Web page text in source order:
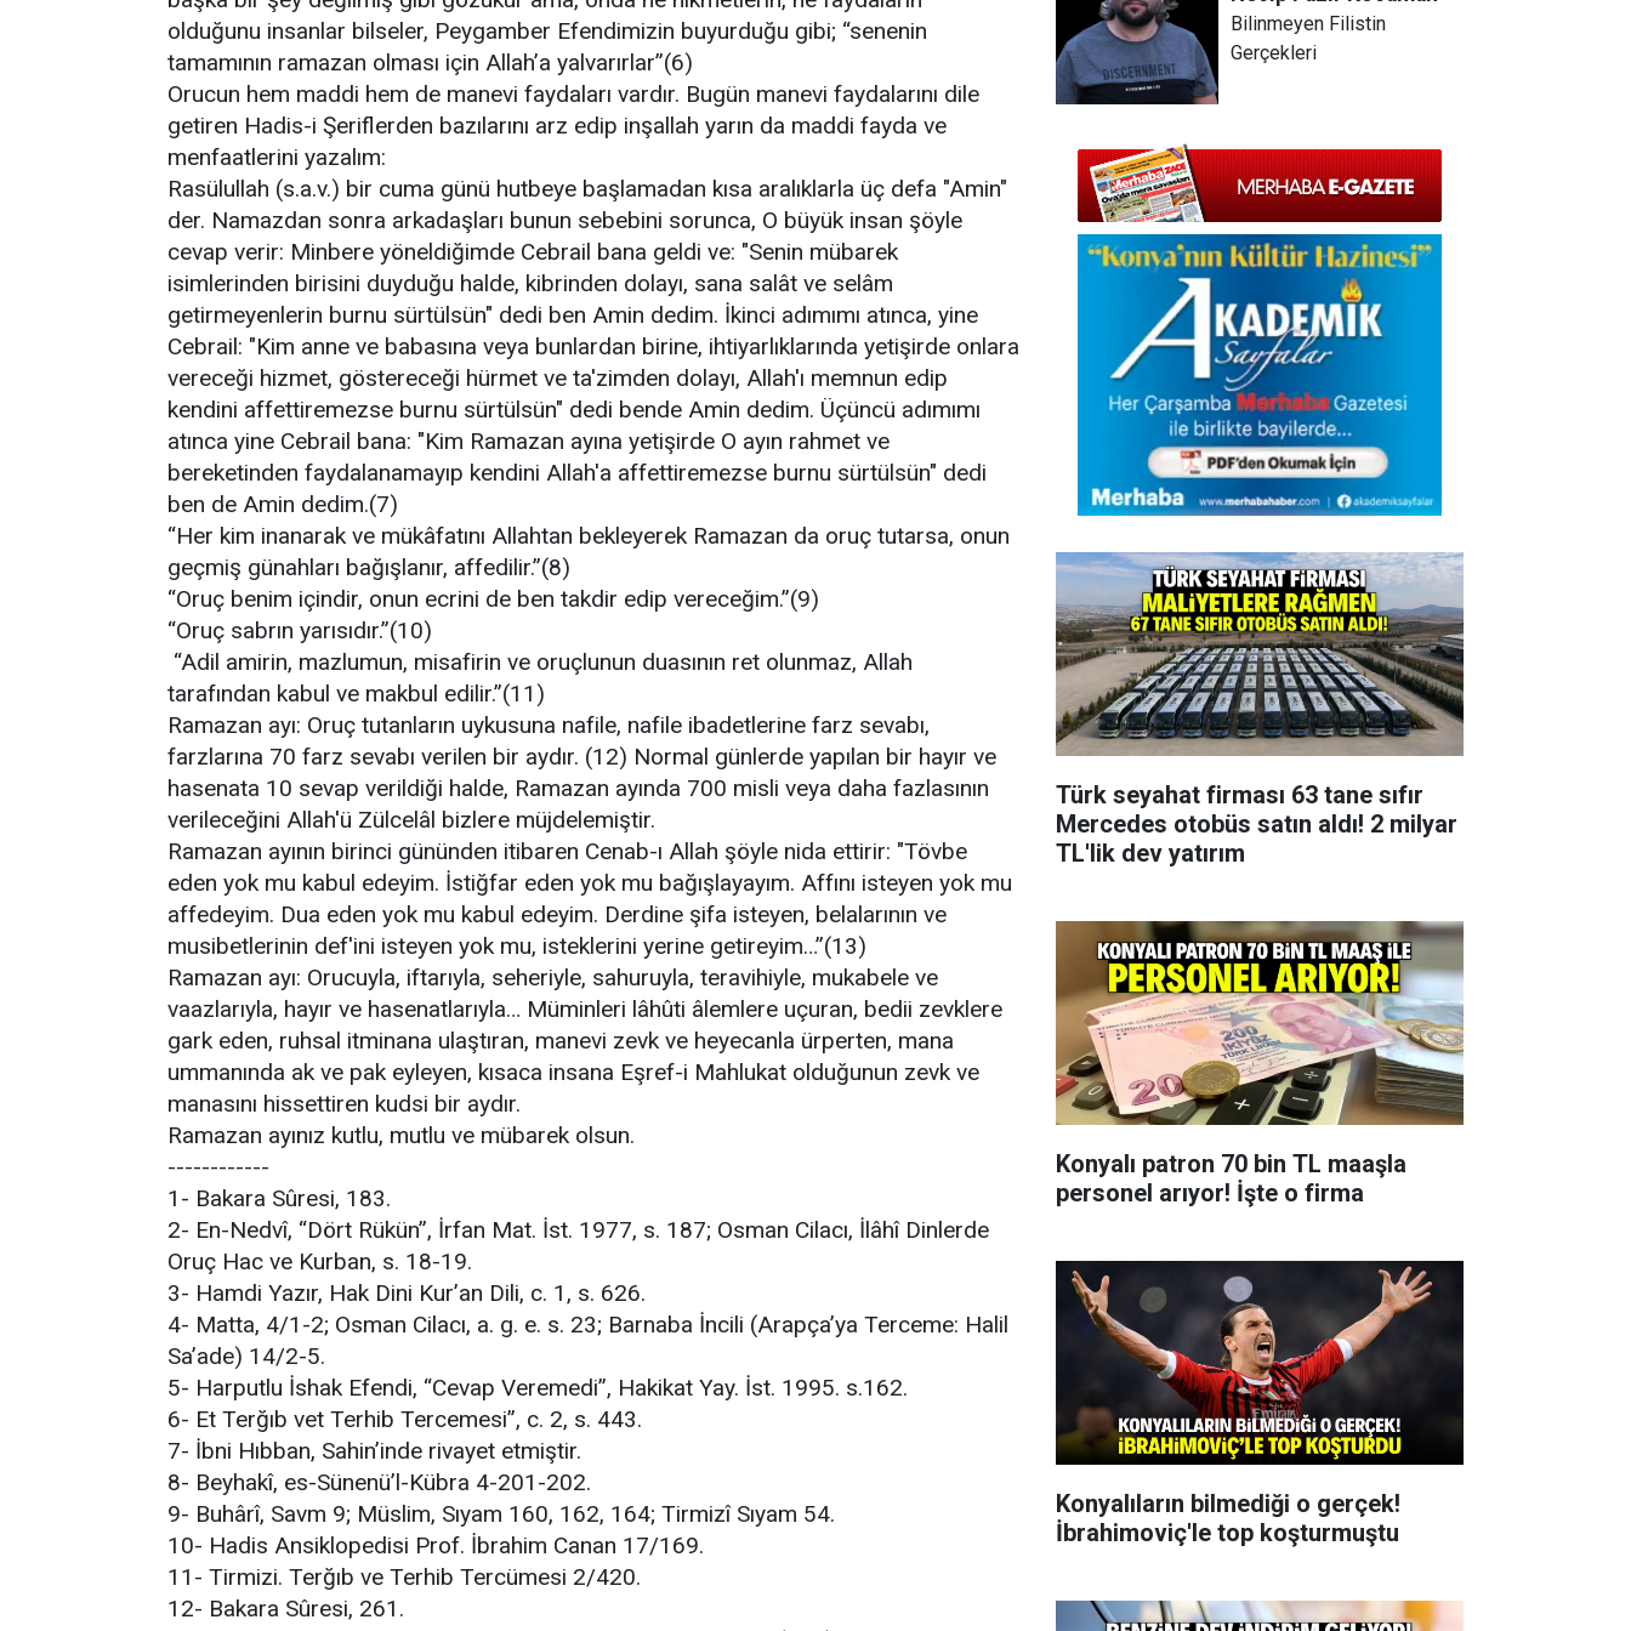
olduğunu insanlar bilseler, Peygamber Efendimizin buyurduğu gibi; “senenin
tamamının ramazan olması için Allah’a yalvarırlar”(6)
Orucun hem maddi hem de manevi faydaları vardır. Bugün manevi faydalarını dile
getiren Hadis-i Şeriflerden bazılarını arz edip inşallah yarın da maddi fayda ve
menfaatlerini yazalım:
Rasülullah (s.a.v.) bir cuma günü hutbeye başlamadan kısa aralıklarla üç defa "Amin"
der. Namazdan sonra arkadaşları bunun sebebini sorunca, O büyük insan şöyle
cevap verir: Minbere yöneldiğimde Cebrail bana geldi ve: "Senin mübarek
isimlerinden birisini duyduğu halde, kibrinden dolayı, sana salât ve selâm
getirmeyenlerin burnu sürtülsün" dedi ben Amin dedim. İkinci adımımı atınca, yine
Cebrail: "Kim anne ve babasına veya bunlardan birine, ihtiyarlıklarında yetişirde onlara
vereceği hizmet, göstereceği hürmet ve ta'zimden dolayı, Allah'ı memnun edip
kendini affettiremezse burnu sürtülsün" dedi bende Amin dedim. Üçüncü adımımı
atınca yine Cebrail bana: "Kim Ramazan ayına yetişirde O ayın rahmet ve
bereketinden faydalanamayıp kendini Allah'a affettiremezse burnu sürtülsün" dedi
ben de Amin dedim.(7)
“Her kim inanarak ve mükâfatını Allahtan bekleyerek Ramazan da oruç tutarsa, onun
geçmiş günahları bağışlanır, affedilir.”(8)
“Oruç benim içindir, onun ecrini de ben takdir edip vereceğim.”(9)
“Oruç sabrın yarısıdır.”(10)
“Adil amirin, mazlumun, misafirin ve oruçlunun duasının ret olunmaz, Allah
tarafından kabul ve makbul edilir.”(11)
Ramazan ayı: Oruç tutanların uykusuna nafile, nafile ibadetlerine farz sevabı,
farzlarına 70 farz sevabı verilen bir aydır. (12) Normal günlerde yapılan bir hayır ve
hasenata 10 sevap verildiği halde, Ramazan ayında 700 misli veya daha fazlasının
verileceğini Allah'ü Zülcelâl bizlere müjdelemiştir.
Ramazan ayının birinci gününden itibaren Cenab-ı Allah şöyle nida ettirir: "Tövbe
eden yok mu kabul edeyim. İstiğfar eden yok mu bağışlayayım. Affını isteyen yok mu
affedeyim. Dua eden yok mu kabul edeyim. Derdine şifa isteyen, belalarının ve
musibetlerinin def'ini isteyen yok mu, isteklerini yerine getireyim…”(13)
Ramazan ayı: Orucuyla, iftarıyla, seheriyle, sahuruyla, teravihiyle, mukabele ve
vaazlarıyla, hayır ve hasenatlarıyla… Müminleri lâhûti âlemlere uçuran, bedii zevklere
gark eden, ruhsal itminana ulaştıran, manevi zevk ve heyecanla ürperten, mana
ummanında ak ve pak eyleyen, kısaca insana Eşref-i Mahlukat olduğunun zevk ve
manasını hissettiren kudsi bir aydır.
Ramazan ayınız kutlu, mutlu ve mübarek olsun.
------------
1- Bakara Sûresi, 183.
2- En-Nedvî, “Dört Rükün”, İrfan Mat. İst. 1977, s. 187; Osman Cilacı, İlâhî Dinlerde
Oruç Hac ve Kurban, s. 18-19.
3- Hamdi Yazır, Hak Dini Kur’an Dili, c. 1, s. 626.
4- Matta, 4/1-2; Osman Cilacı, a. g. e. s. 23; Barnaba İncili (Arapça’ya Terceme: Halil
Sa’ade) 14/2-5.
5- Harputlu İshak Efendi, “Cevap Veremedi”, Hakikat Yay. İst. 1995. s.162.
6- Et Terğıb vet Terhib Tercemesi”, c. 2, s. 443.
7- İbni Hıbban, Sahin’inde rivayet etmiştir.
8- Beyhakî, es-Sünenü’l-Kübra 4-201-202.
9- Buhârî, Savm 9; Müslim, Sıyam 160, 162, 164; Tirmizî Sıyam 54.
10- Hadis Ansiklopedisi Prof. İbrahim Canan 17/169.
11- Tirmizi. Terğıb ve Terhib Tercümesi 2/420.
12- Bakara Sûresi, 261.
Bilinmeyen Filistin
Gerçekleri
Türk seyahat firması 63 tane sıfır
Mercedes otobüs satın aldı! 2 milyar
TL'lik dev yatırım
Konyalı patron 70 bin TL maaşla
personel arıyor! İşte o firma
Konyalıların bilmediği o gerçek!
İbrahimoviç'le top koşturmuştu